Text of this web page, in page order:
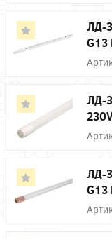
ЛД-
G13
ЛД-
ЛД-
G13